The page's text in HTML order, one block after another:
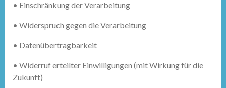
• Einschränkung der Verarbeitung
• Widerspruch gegen die Verarbeitung
• Datenübertragbarkeit
• Widerruf erteilter Einwilligungen (mit Wirkung für die
Zukunft)